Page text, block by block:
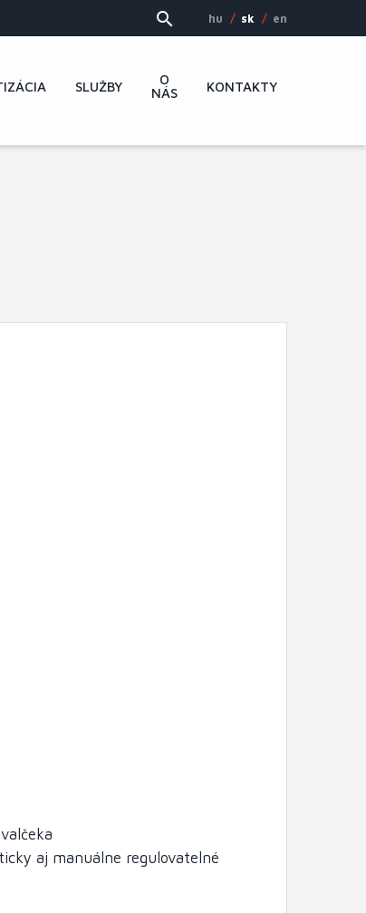
hu sk en
SLUŽBY
O
NÁS
KONTAKTY
aj manuálne regulovatelné